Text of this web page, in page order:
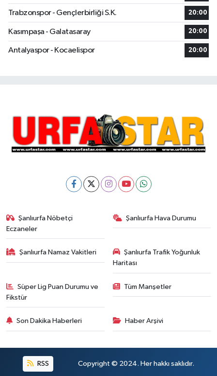
Trabzonspor - Gençlerbirliği S.K. 20:00
Kasımpaşa - Galatasaray 20:00
Antalyaspor - Kocaelispor 20:00
Şanlıurfa Nöbetçi
Eczaneler
Şanlıurfa Hava Durumu
Şanlıurfa Namaz Vakitleri
Şanlıurfa Trafik Yoğunluk
Haritası
Süper Lig Puan Durumu ve
Fikstür
Tüm Manşetler
Son Dakika Haberleri Haber Arşivi
RSS Copyright © 2024. Her hakkı saklıdır.